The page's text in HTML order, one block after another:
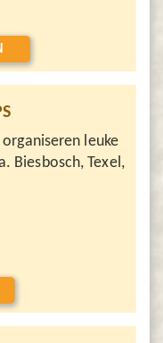
leuke
Biesbosch, Texel,